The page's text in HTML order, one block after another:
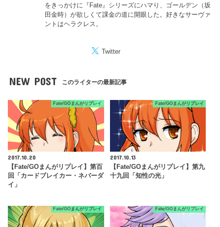
をきっかけに『Fate』シリーズにハマり、ゴールデン（坂
田金時）が欲しくて課金の道に開眼した。好きなサーヴァ
ントはヘラクレス。
Twitter
NEW POST このライターの最新記事
Fate/GOまんがリプレイ
2017.10.20
【Fate/GOまんがリプレイ】第百
回「カードブレイカー・ネバーダ
イ」
Fate/GOまんがリプレイ
2017.10.13
【Fate/GOまんがリプレイ】第九
十九回「知性の光」
Fate/GOまんがリプレイ Fate/GOまんがリプレイ